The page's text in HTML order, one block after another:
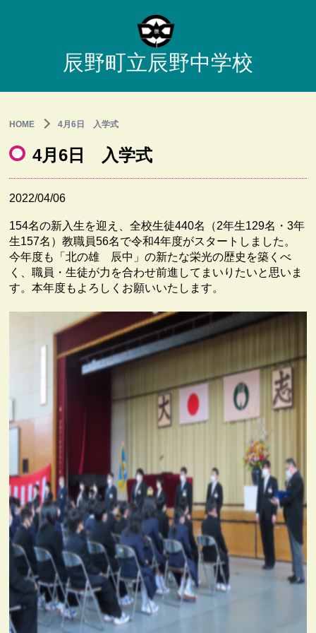
辰野町立辰野中学校
HOME 4月6日 入学式
4月6日 入学式
2022/04/06
154名の新入生を迎え、全校生徒440名（2年生129名・3年
生157名）教職員56名で令和4年度がスタートしました。
今年度も「北の雄 辰中」の新たな栄光の歴史を築くべ
く、職員・生徒が力を合わせ前進してまいりたいと思いま
す。本年度もよろしくお願いいたします。